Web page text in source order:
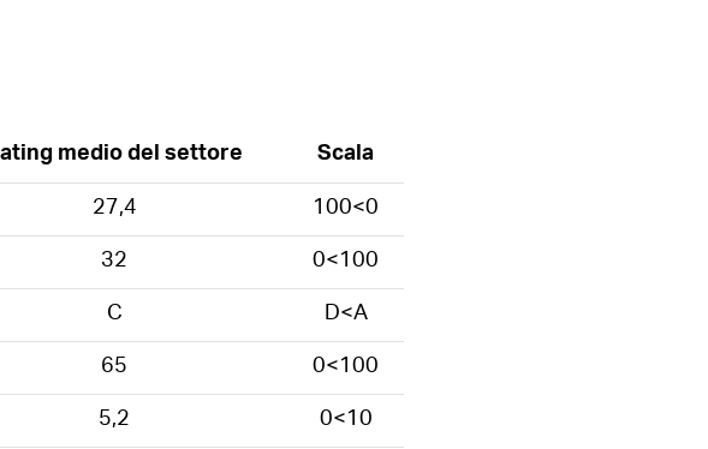
medio del settore Scala
27,4
100<0
32
0<100
C
D<A
65
0<100
5,2
0<10